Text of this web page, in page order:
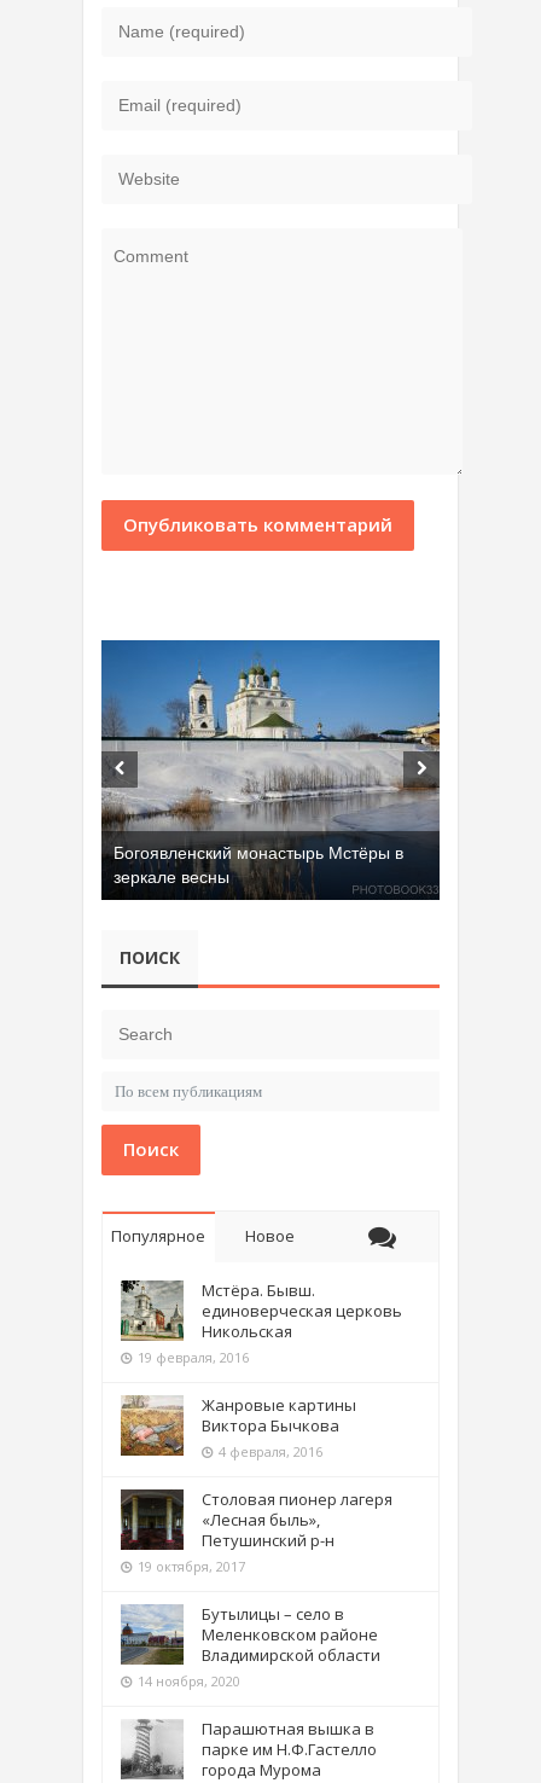
Богоявленский монастырь Мстёры в
зеркале весны
Добрятинский карьер (д. Алферово)
ПОИСК
Поиск
Популярное Новое
Мстёра. Бывш.
единоверческая церковь
Никольская
19 февраля, 2016
Жанровые картины
Виктора Бычкова
4 февраля, 2016
Столовая пионер лагеря
«Лесная быль»,
Петушинский р-н
19 октября, 2017
Бутылицы – село в
Меленковском районе
Владимирской области
14 ноября, 2020
Парашютная вышка в
парке им Н.Ф.Гастелло
города Мурома